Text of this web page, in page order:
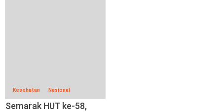
Kesehatan Nasional
Semarak HUT ke-58,